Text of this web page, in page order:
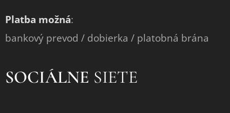
Platba možná:
bankový prevod / dobierka / platobná brána
SOCIÁLNE SIETE